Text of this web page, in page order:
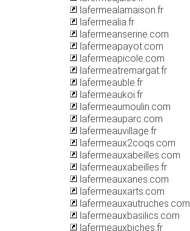
lafermealamaison.fr
lafermealia.fr
lafermeanserine.com
lafermeapayot.com
lafermeapicole.com
lafermeatremargat.fr
lafermeauble.fr
lafermeaukoi.fr
lafermeaumoulin.com
lafermeauparc.com
lafermeauvillage.fr
lafermeaux2coqs.com
lafermeauxabeilles.com
lafermeauxabeilles.fr
lafermeauxanes.com
lafermeauxarts.com
lafermeauxautruches.com
lafermeauxbasilics.com
lafermeauxbiches.fr